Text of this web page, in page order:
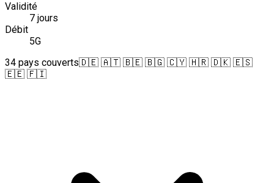
Validité
7 jours
Débit
5G
34 pays couverts🇩🇪 🇦🇹 🇧🇪 🇧🇬 🇨🇾 🇭🇷 🇩🇰 🇪🇸
🇪🇪 🇫🇮